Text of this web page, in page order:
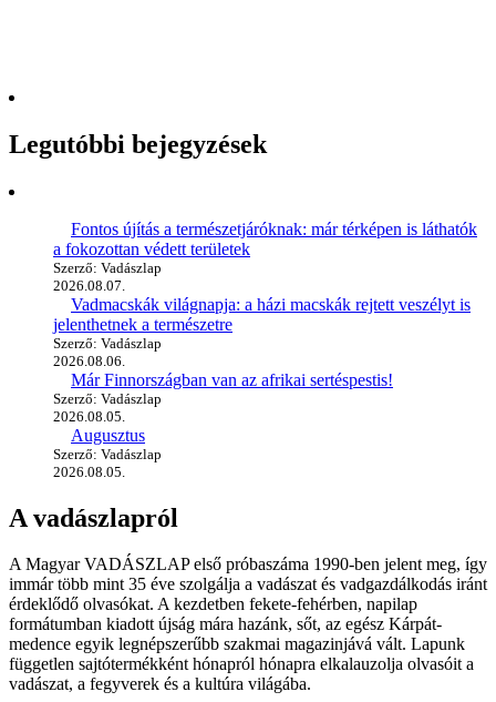
Legutóbbi bejegyzések
Fontos újítás a természetjáróknak: már térképen is láthatók
a fokozottan védett területek
Szerző: Vadászlap
2026.08.07.
Vadmacskák világnapja: a házi macskák rejtett veszélyt is
jelenthetnek a természetre
Szerző: Vadászlap
2026.08.06.
Már Finnországban van az afrikai sertéspestis!
Szerző: Vadászlap
2026.08.05.
Augusztus
Szerző: Vadászlap
2026.08.05.
A vadászlapról
A Magyar VADÁSZLAP első próbaszáma 1990-ben jelent meg, így
immár több mint 35 éve szolgálja a vadászat és vadgazdálkodás iránt
érdeklődő olvasókat. A kezdetben fekete-fehérben, napilap
formátumban kiadott újság mára hazánk, sőt, az egész Kárpát-
medence egyik legnépszerűbb szakmai magazinjává vált. Lapunk
független sajtótermékként hónapról hónapra elkalauzolja olvasóit a
vadászat, a fegyverek és a kultúra világába.